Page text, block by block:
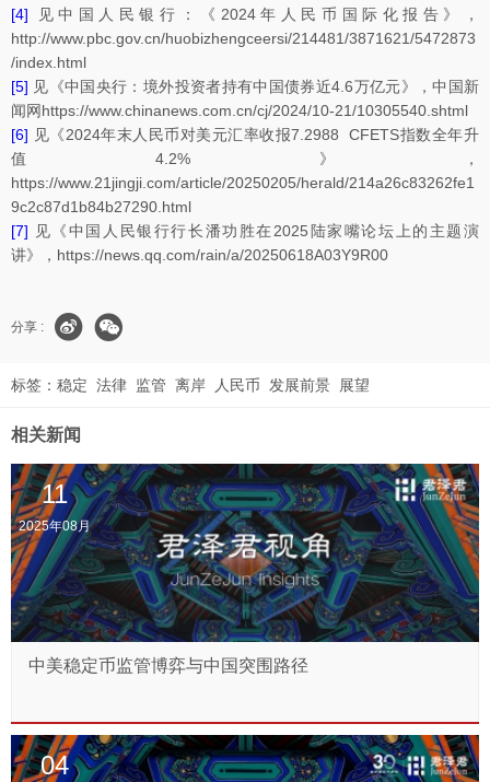
[4] 见中国人民银行：《2024年人民币国际化报告》，
http://www.pbc.gov.cn/huobizhengceersi/214481/3871621/5472873
/index.html
[5] 见《中国央行：境外投资者持有中国债券近4.6万亿元》，中国新
闻网https://www.chinanews.com.cn/cj/2024/10-21/10305540.shtml
[6] 见《2024年末人民币对美元汇率收报7.2988 CFETS指数全年升
值4.2%》，
https://www.21jingji.com/article/20250205/herald/214a26c83262fe1
9c2c87d1b84b27290.html
[7] 见《中国人民银行行长潘功胜在2025陆家嘴论坛上的主题演
讲》，https://news.qq.com/rain/a/20250618A03Y9R00
分享 :
标签： 稳定 法律 监管 离岸 人民币 发展前景 展望
相关新闻
11
2025年08月
中美稳定币监管博弈与中国突围路径
04